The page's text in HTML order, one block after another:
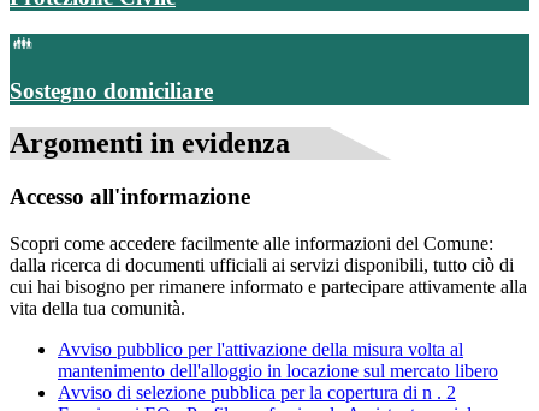
Sostegno domiciliare
Argomenti in evidenza
Accesso all'informazione
Scopri come accedere facilmente alle informazioni del Comune:
dalla ricerca di documenti ufficiali ai servizi disponibili, tutto ciò di
cui hai bisogno per rimanere informato e partecipare attivamente alla
vita della tua comunità.
Avviso pubblico per l'attivazione della misura volta al
mantenimento dell'alloggio in locazione sul mercato libero
Avviso di selezione pubblica per la copertura di n . 2